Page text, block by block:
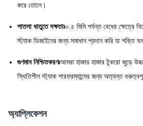
করে তোলে।
পাতলা ধাতুতে দক্ষতাঃ০.৫ মিমি পর্যন্ত বেধের ক্ষেত্রে
স্ট্যাক ডিজাইনের জন্য সমাধান প্রদান করি যা শক্তি
গুণমান নিশ্চিতকরণঃআমরা হাজার হাজার টুকরো জুড়ে
স্থিতিশীল স্ট্যাক পারফরম্যান্সের জন্য অত্যন্ত
অ্যাপ্লিকেশন